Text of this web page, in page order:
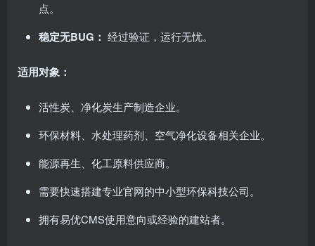
点。
稳定无BUG：​ 经过验证，运行无忧。
适用对象：​
活性炭、净化炭生产制造企业。
环保材料、水处理药剂、空气净化设备相关企业。
能源再生、化工原料供应商。
需要快速搭建专业官网的中小型环保科技公司。
拥有易优CMS使用意向或经验的建站者。